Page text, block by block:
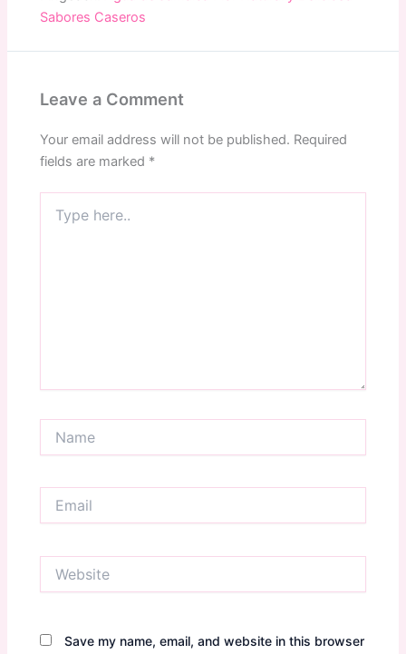
Sabores Caseros
Leave a Comment
Your email address will not be published. Required
fields are marked *
here..
Save my name, email, and website in this browser